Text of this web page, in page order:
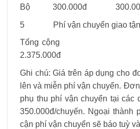
Bộ 300.000đ
5 Phí vận chuyển giao tận
Tổng cộng
2.375.000đ
Ghi chú: Giá trên áp dụng cho
lên và miễn phí vận chuyển.
phụ thu phí vận chuyển tại các
350.000đ/chuyến. Ngoại thành
cận phí vận chuyển sẽ báo tuỳ